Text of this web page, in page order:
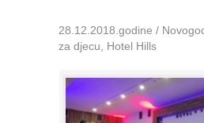
28.12.2018.godine /
za djecu, Hotel Hills